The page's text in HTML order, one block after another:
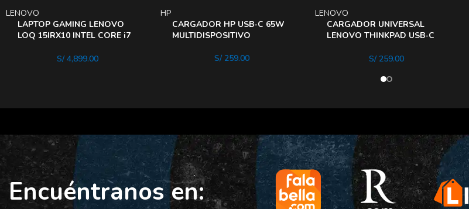
LAPTOP GAMING LENOVO
LOQ 15IRX10 INTEL CORE i7
DDR5 DISCO 512GB
LENOVO
S/4,899.00
CARGADOR HP USB-C 65W
MULTIDISPOSITIVO
HP
S/259.00
CARGADOR UNIVERSAL
LENOVO THINKPAD USB-C
LENOVO
S/259.00
Encuéntranos en: